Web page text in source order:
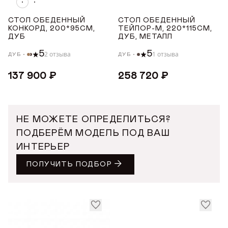
от до
ВЫСОТА ТОВАРА (СМ)
СТОЛ ОБЕДЕННЫЙ
КОНКОРД, 200*95СМ,
ДУБ
ДУБ 52 отзыва
137 900 ₽
СТОЛ ОБЕДЕННЫЙ
ТЕЙЛОР-М, 220*115СМ,
ДУБ, МЕТАЛЛ
ДУБ 51 отзыва
258 720 ₽
НЕ МОЖЕТЕ ОПРЕДЕЛИТЬСЯ?
ПОДБЕРЁМ МОДЕЛЬ ПОД ВАШ
ИНТЕРЬЕР
ПОЛУЧИТЬ ПОДБОР